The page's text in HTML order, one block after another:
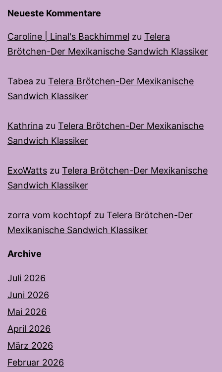
Neueste Kommentare
Caroline | Linal's Backhimmel zu Telera
Brötchen-Der Mexikanische Sandwich Klassiker
Tabea zu Telera Brötchen-Der Mexikanische
Sandwich Klassiker
Kathrina zu Telera Brötchen-Der Mexikanische
Sandwich Klassiker
ExoWatts zu Telera Brötchen-Der Mexikanische
Sandwich Klassiker
zorra vom kochtopf zu Telera Brötchen-Der
Mexikanische Sandwich Klassiker
Archive
Juli 2026
Juni 2026
Mai 2026
April 2026
März 2026
Februar 2026